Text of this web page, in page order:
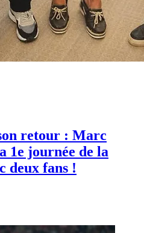
retour : Marc
1e journée de la
deux fans !